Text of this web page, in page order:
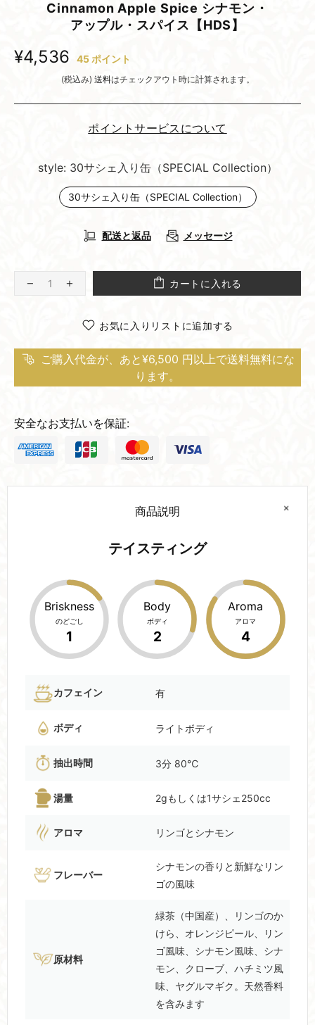
Cinnamon Apple Spice シナモン・
アップル・スパイス【HDS】
¥4,536 45 ポイント
(税込み) 送料はチェックアウト時に計算されます。
ポイントサービスについて
style: 30サシェ入り缶（SPECIAL Collection）
30サシェ入り缶（SPECIAL Collection）
配送と返品 メッセージ
カートに入れる
お気に入りリストに追加する
ご購入代金が、あと¥6,500 円以上で送料無料にな
ります。
安全なお支払いを保証:
商品説明
テイスティング
Briskness
のどごし
1
Body
ボディ
2
Aroma
アロマ
4
カフェイン 有
ボディ ライトボディ
抽出時間 3分 80℃
湯量 2gもしくは1サシェ250cc
アロマ リンゴとシナモン
フレーバー
シナモンの香りと新鮮なリン
ゴの風味
原材料
緑茶（中国産）、リンゴのか
けら、オレンジピール、リン
ゴ風味、シナモン風味、シナ
モン、クローブ、ハチミツ風
味、ヤグルマギク。天然香料
を含みます